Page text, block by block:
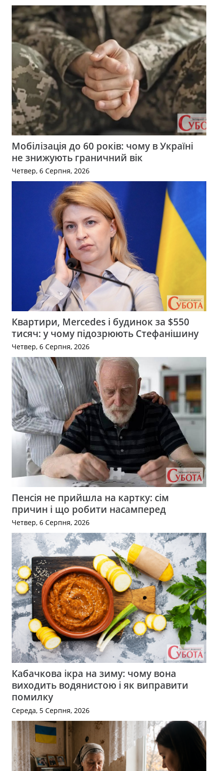
Мобілізація до 60 років: чому в Україні
не знижують граничний вік
Четвер, 6 Серпня, 2026
Квартири, Mercedes і будинок за $550
тисяч: у чому підозрюють Стефанішину
Четвер, 6 Серпня, 2026
Пенсія не прийшла на картку: сім
причин і що робити насамперед
Четвер, 6 Серпня, 2026
Кабачкова ікра на зиму: чому вона
виходить водянистою і як виправити
помилку
Середа, 5 Серпня, 2026